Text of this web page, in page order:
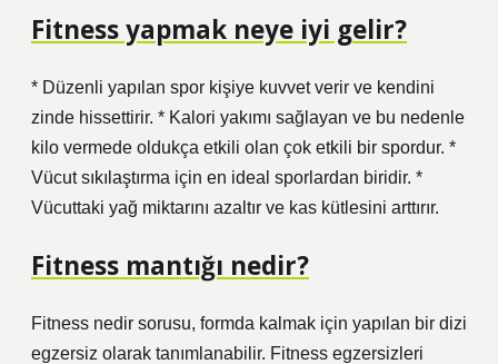
Fitness yapmak neye iyi gelir?
* Düzenli yapılan spor kişiye kuvvet verir ve kendini
zinde hissettirir. * Kalori yakımı sağlayan ve bu nedenle
kilo vermede oldukça etkili olan çok etkili bir spordur. *
Vücut sıkılaştırma için en ideal sporlardan biridir. *
Vücuttaki yağ miktarını azaltır ve kas kütlesini arttırır.
Fitness mantığı nedir?
Fitness nedir sorusu, formda kalmak için yapılan bir dizi
egzersiz olarak tanımlanabilir. Fitness egzersizleri